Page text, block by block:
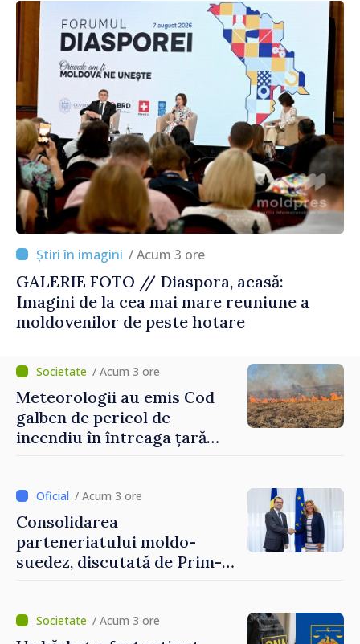
/ Acum 3 ore
GALERIE FOTO // Diaspora, acasă:
Imagini de la cea mai mare reuniune a
moldovenilor de peste hotare
/ Acum 3 ore
Meteorologii au emis Cod
galben de pericol de
incendiu în întreaga țară
/ Acum 3 ore
Consolidarea
parteneriatului moldo-
suedez, discutată de Prim-
Petra Lärke/ Acum 3 ore